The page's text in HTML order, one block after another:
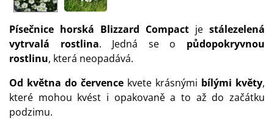
Písečnice horská Blizzard Compact je stálezelená
vytrvalá rostlina. Jedná se o půdopokryvnou
rostlinu, která neopadává.
Od května do července kvete krásnými bílými květy,
které mohou kvést i opakovaně a to až do začátku
podzimu.